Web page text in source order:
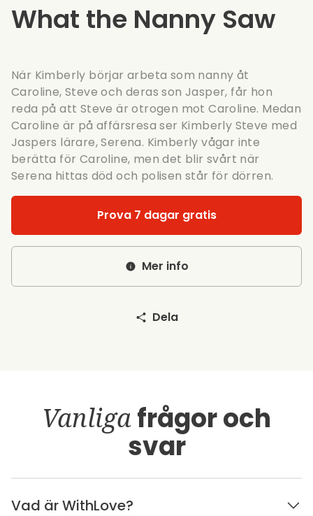
What the Nanny Saw
När Kimberly börjar arbeta som nanny åt
Caroline, Steve och deras son Jasper, får hon
reda på att Steve är otrogen mot Caroline. Medan
Caroline är på affärsresa ser Kimberly Steve med
Jaspers lärare, Serena. Kimberly vågar inte
berätta för Caroline, men det blir svårt när
Serena hittas död och polisen står för dörren.
Prova 7 dagar gratis
Mer info
Dela
Vanligafrågor och
svar
Vad är WithLove?